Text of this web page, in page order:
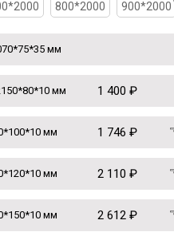
800*2000 900*2000
мм
мм 1 400 ₽
мм 1 746 ₽
мм 2 110 ₽
мм 2 612 ₽